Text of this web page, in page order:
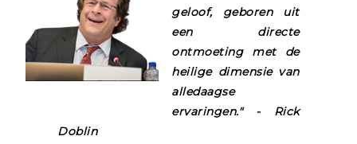
geloof, geboren uit
een directe
ontmoeting met de
heilige dimensie van
alledaagse
ervaringen." - Rick
Doblin